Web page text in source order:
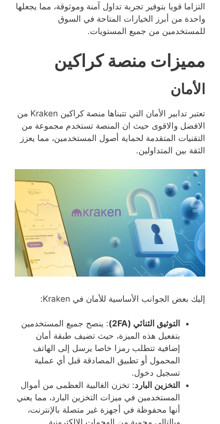
التزاما قويا بتوفير تجربة تداول آمنة وموثوقة، مما يجعلها
واحدة من أبرز الخيارات المتاحة في السوق
للمستخدمين من جميع المستويات.
مميزات منصة كراكين
الأمان
تعتبر تدابير الأمان التي تتبناها منصة كراكين Kraken من
الافضل والاقوى حيث ان المنصة تستخدم مجموعة من
التقنيات المتقدمة لحماية أصول المستخدمين، مما يعزز
الثقة بين المتداولين.
إليك بعض الجوانب الأساسية للأمان في Kraken:
التوثيق الثنائي (2FA)
: ينصح جميع المستخدمين
بتفعيل هذه الميزة، حيث تضيف طبقة أمان
إضافية تتطلب رمزا خاصا يرسل إلى الهاتف
المحمول أو تطبيق المصادقة قبل أي عملية
تسجيل دخول.
التخزين البارد: تخزن الغالبية العظمى من أموال
المستخدمين في ميزات التخزين البارد، مما يعني
أنها محفوظة في أجهزة غير متصلة بالإنترنت،